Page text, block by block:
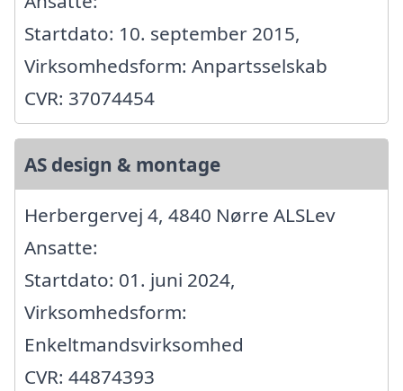
Startdato: 10. september 2015,
Virksomhedsform: Anpartsselskab
CVR: 37074454
AS design & montage
Herbergervej 4, 4840 Nørre ALSLev
Ansatte:
Startdato: 01. juni 2024,
Virksomhedsform:
Enkeltmandsvirksomhed
CVR: 44874393